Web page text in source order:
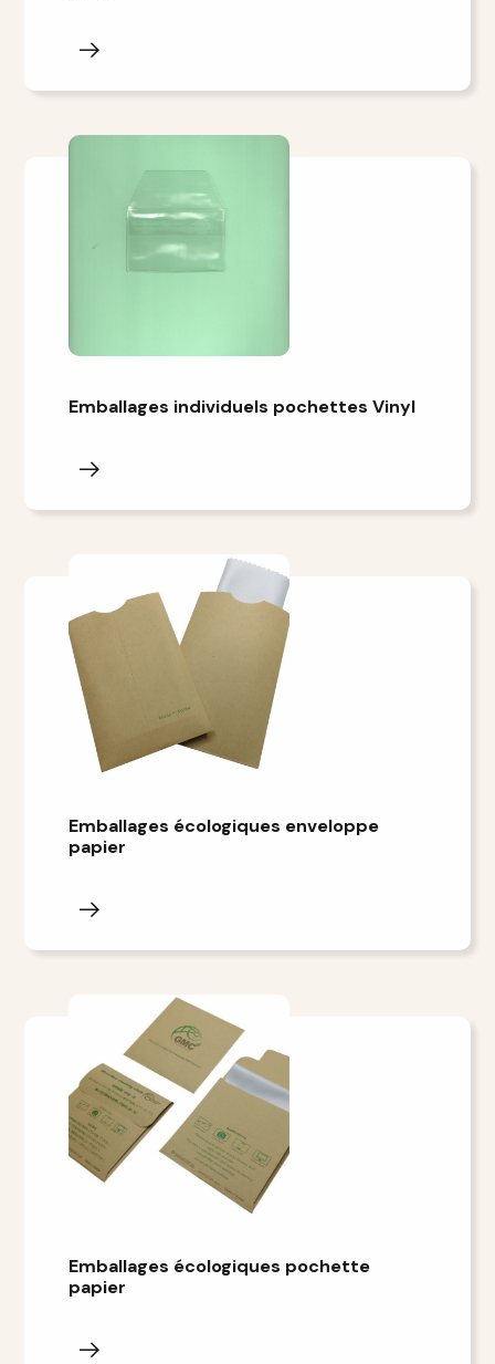
Emballages individuels pochettes Vinyl
Emballages écologiques enveloppe
papier
Emballages écologiques pochette
papier